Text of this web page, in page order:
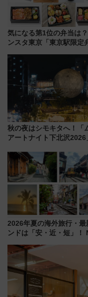
気になる第1位の弁当は
ンスタ東京「東京駅限定
秋の夜はシモキタへ！「
アートナイト下北沢2026
を満喫しよう
2026年夏の海外旅行・最
ンドは「安・近・短」！
渡航先TOP5とは？ 円安
旅行術